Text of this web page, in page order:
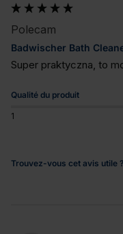
Polecam
Badwischer Bath
Super praktyczna, to
Qualité du produit
1
Trouvez-vous cet avis utile ?